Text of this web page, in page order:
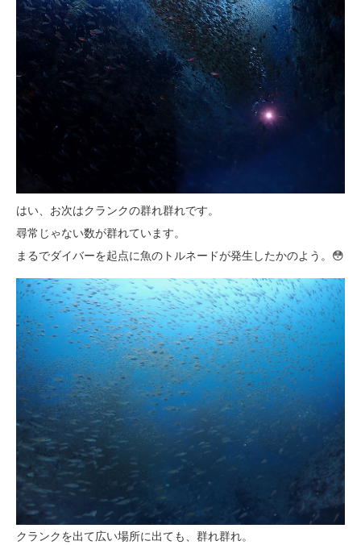
はい、お次はクランクの群れ群れです。
尋常じゃない数が群れています。
まるでダイバーを起点に魚のトルネードが発生したかのよう。😳
クランクを出て広い場所に出ても、群れ群れ。